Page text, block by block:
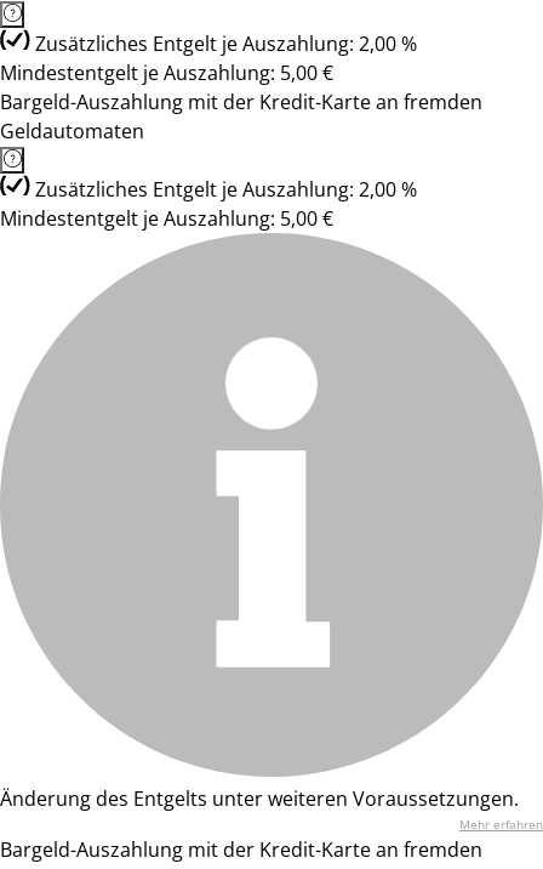
Zusätzliches Entgelt je Auszahlung: 2,00 %
Mindestentgelt je Auszahlung: 5,00 €
Bargeld-Auszahlung mit der Kredit-Karte an fremden
Geldautomaten
Zusätzliches Entgelt je Auszahlung: 2,00 %
Mindestentgelt je Auszahlung: 5,00 €
Änderung des Entgelts unter weiteren Voraussetzungen.
Mehr erfahren
Bargeld-Auszahlung mit der Kredit-Karte an fremden